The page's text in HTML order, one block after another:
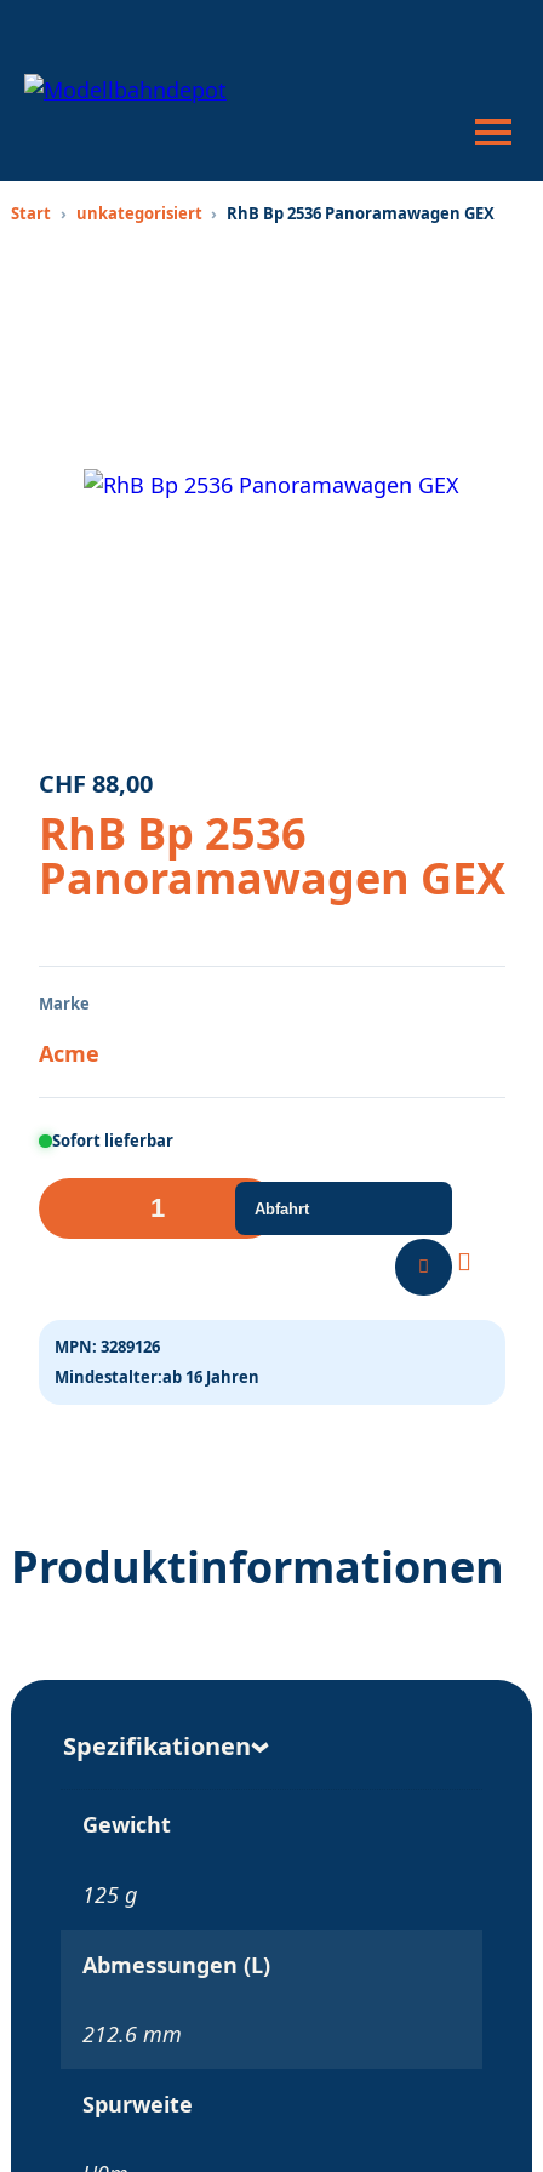
oder
Start › unkategorisiert › RhB Bp 2536 Panoramawagen GEX
CHF 88,00
RhB Bp 2536
Panoramawagen GEX
Marke
Acme
Sofort lieferbar
RhB
Bp
GEX
Menge
Abfahrt
MPN: 3289126
Mindestalter:ab 16 Jahren
Produktinformationen
Spezifikationen
Gewicht
125 g
Abmessungen (L)
212.6 mm
Spurweite